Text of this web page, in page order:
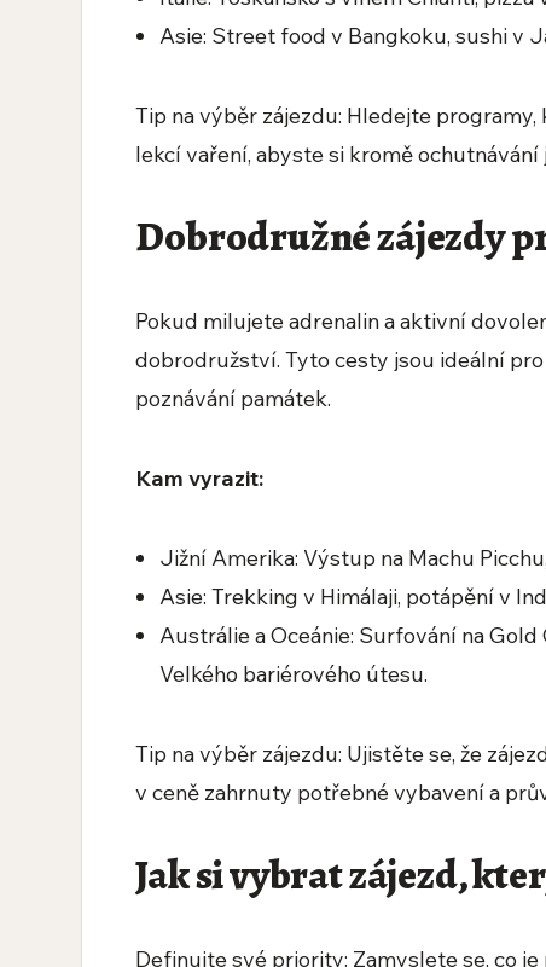
Asie: Street food v Bangkoku, sushi v
Tip na výběr zájezdu: Hledejte
lekcí vaření, abyste si kromě
Dobrodružné zájezdy
Pokud milujete adrenalin a aktivní
dobrodružství. Tyto cesty jsou ideální
poznávání památek.
Kam vyrazit:
Jižní Amerika: Výstup na Machu
Asie: Trekking v Himálaji, potápění v
Austrálie a Oceánie: Surfování na
Velkého bariérového útesu.
Tip na výběr zájezdu: Ujistěte se, že
v ceně zahrnuty potřebné vybavení a
Jak si vybrat zájezd,
Definujte své priority: Zamyslete se, co